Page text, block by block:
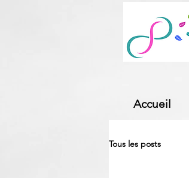
Accueil
Tous les posts